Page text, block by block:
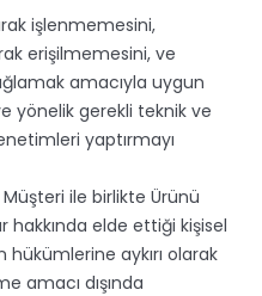
işlenmemesini,
erişilmemesini, ve
amacıyla uygun
yönelik gerekli teknik ve
yaptırmayı
ile birlikte Ürünü
hakkında elde ettiği kişisel
aykırı olarak
amacı dışında